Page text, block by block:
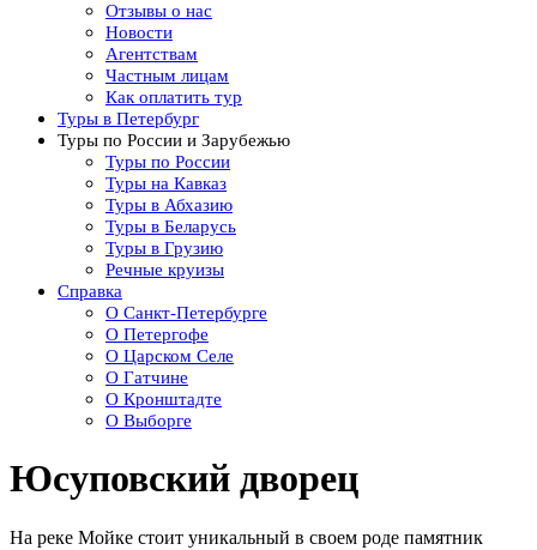
Отзывы о нас
Новости
Агентствам
Частным лицам
Как оплатить тур
Туры в Петербург
Туры по России и Зарубежью
Туры по России
Туры на Кавказ
Туры в Абхазию
Туры в Беларусь
Туры в Грузию
Речные круизы
Справка
О Санкт-Петербурге
О Петергофе
О Царском Селе
О Гатчине
О Кронштадте
О Выборге
Юсуповский дворец
На реке Мойке стоит уникальный в своем роде памятник